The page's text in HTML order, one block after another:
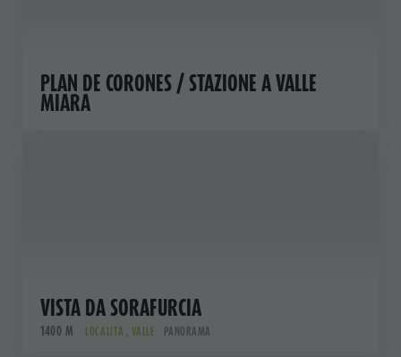
PLAN DE CORONES / STAZIONE A VALLE
MIARA
VISTA DA SORAFURCIA
1400 M LOCALITÀ , VALLE PANORAMA